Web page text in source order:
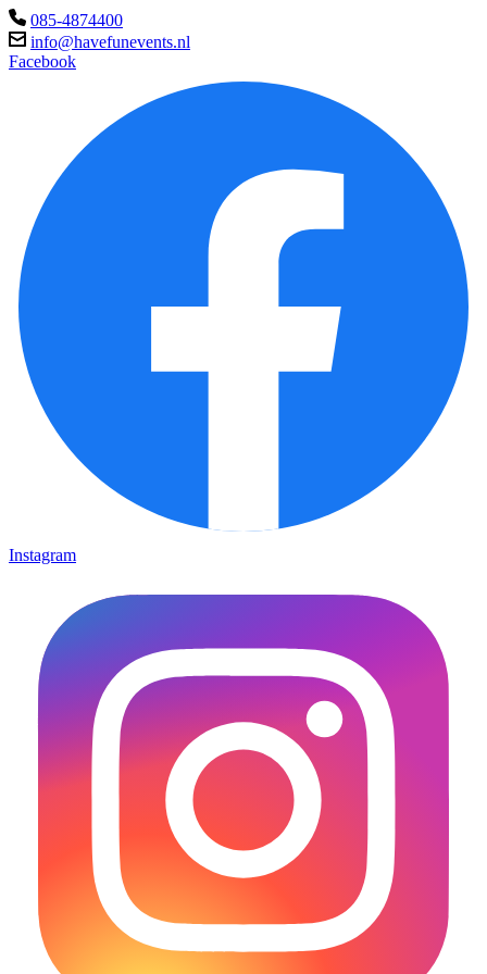
085-4874400
info@havefunevents.nl
Facebook
Instagram